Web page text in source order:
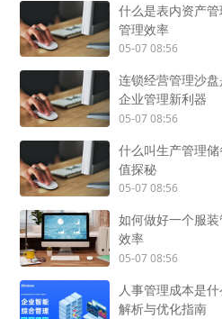
什么是表内资产
管理效率
05-07 08:56
连锁经营管理沙
企业管理新利器
05-07 08:56
什么叫生产管理
值探秘
05-07 08:56
如何做好一个服
效率
05-07 08:56
人事管理成本是
解析与优化指南